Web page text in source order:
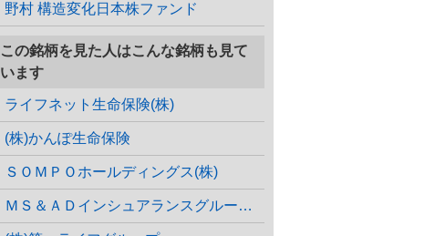
野村 構造変化日本株ファンド
この銘柄を見た人はこんな銘柄も見て
います
ライフネット生命保険(株)
(株)かんぽ生命保険
ＳＯＭＰＯホールディングス(株)
ＭＳ＆ＡＤインシュアランスグループホールディングス(株)